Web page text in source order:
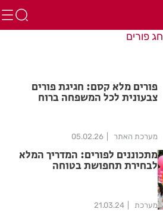
חג פורים
פורים מלא קסם: חגיגת פורים
צבעונית לכל המשפחה ברוח
מערכת האתר 05.02.26
מתכוננים לפורים: המדריך המלא
לבחירת תחפושת בטוחה
מערכת 21.03.24